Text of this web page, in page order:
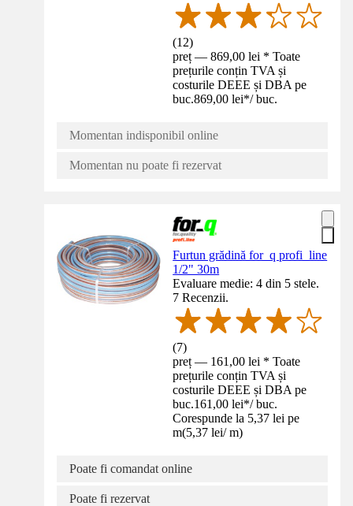
(12)
preț — 869,00 lei * Toate
prețurile conțin TVA și
costurile DEEE și DBA pe
buc.869,00 lei*/ buc.
Momentan indisponibil online
Momentan nu poate fi rezervat
Furtun grădină for_q profi_line
1/2" 30m
Evaluare medie: 4 din 5 stele.
7 Recenzii.
(7)
preț — 161,00 lei * Toate
prețurile conțin TVA și
costurile DEEE și DBA pe
buc.161,00 lei*/ buc.
Corespunde la 5,37 lei pe
m(5,37 lei/ m)
Poate fi comandat online
Poate fi rezervat